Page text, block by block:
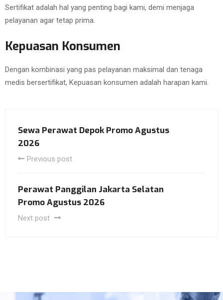
Sertifikat adalah hal yang penting bagi kami, demi menjaga
pelayanan agar tetap prima.
Kepuasan Konsumen
Dengan kombinasi yang pas pelayanan maksimal dan tenaga
medis bersertifikat, Kepuasan konsumen adalah harapan kami.
Sewa Perawat Depok Promo Agustus
2026
Previous post
Perawat Panggilan Jakarta Selatan
Promo Agustus 2026
Next post